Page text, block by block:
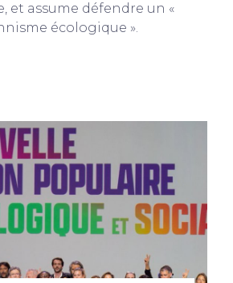
et assume défendre un «
écologique ».